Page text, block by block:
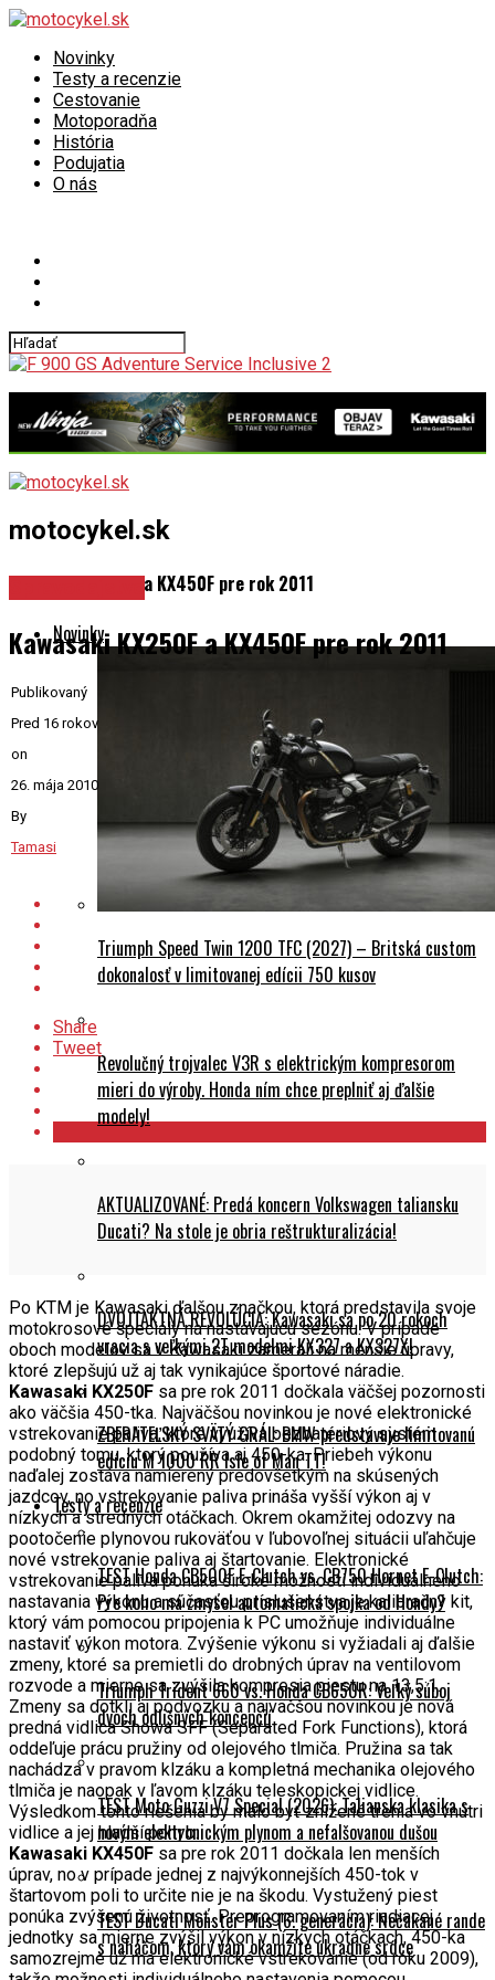
Novinky
Testy a recenzie
Cestovanie
Motoporadňa
História
Podujatia
O nás
motocykel.sk
Kawasaki KX250F a KX450F pre rok 2011
Novinky
Triumph Speed Twin 1200 TFC (2027) – Britská custom
dokonalosť v limitovanej edícii 750 kusov
Revolučný trojvalec V3R s elektrickým kompresorom
mieri do výroby. Honda ním chce preplniť aj ďalšie
modely!
AKTUALIZOVANÉ: Predá koncern Volkswagen taliansku
Ducati? Na stole je obria reštrukturalizácia!
DVOJTAKTNÁ REVOLÚCIA: Kawasaki sa po 20 rokoch
vracia s veľkými 2T modelmi KX327 a KX327X!
ZBERATEĽSKÝ SVÄTÝ GRÁL: BMW predstavuje limitovanú
edíciu M 1000 RR Isle of Man TT!
Testy a recenzie
TEST Honda CB500F E-Clutch vs. CB750 Hornet E-Clutch:
Pre koho má zmysel automatická spojka od Hondy?
Triumph Trident 660 vs. Honda CB650R: Veľký súboj
dvoch odlišných koncepcií
TEST Moto Guzzi V7 Special (2026): Talianska klasika s
novým elektronickým plynom a nefalšovanou dušou
TEST Ducati Monster Plus (6. generácia): Nečakané rande
s naháčom, ktorý vám okamžite ukradne srdce
Kawasaki KX250F a KX450F pre rok 2011
Publikovaný
Pred 16 rokov
on
26. mája 2010
By
Tamasi
Share
Tweet
Po KTM je Kawasaki ďalšou značkou, ktorá predstavila svoje
motokrosové špeciály na nastávajúcu sezónu. V prípade
oboch modelov sa v Kawasaki zamerali na menšie úpravy,
ktoré zlepšujú už aj tak vynikajúce športové náradie.
Kawasaki KX250F sa pre rok 2011 dočkala väčšej pozornosti
ako väčšia 450-tka. Najväčšou novinkou je nové elektronické
vstrekovanie paliva, ktoré využíva bezbatériový systém
podobný tomu, ktorý používa aj 450-ka. Priebeh výkonu
naďalej zostáva namierený predovšetkým na skúsených
jazdcov, no vstrekovanie paliva prináša vyšší výkon aj v
nízkych a stredných otáčkach. Okrem okamžitej odozvy na
pootočenie plynovou rukoväťou v ľubovoľnej situácii uľahčuje
nové vstrekovanie paliva aj štartovanie. Elektronické
vstrekovanie paliva ponúka široké možnosti individuálneho
nastavania výkonu a súčasťou príslušenstva je kalibračný kit,
ktorý vám pomocou pripojenia k PC umožňuje individuálne
nastaviť výkon motora. Zvýšenie výkonu si vyžiadali aj ďalšie
zmeny, ktoré sa premietli do drobných úprav na ventilovom
rozvode a mierne sa zvýšila kompresia piestu na 13,5:1.
Zmeny sa dotkli aj podvozku a najväčšou novinkou je nová
predná vidlica Showa SFF (Separated Fork Functions), ktorá
oddeľuje prácu pružiny od olejového tlmiča. Pružina sa tak
nachádza v pravom klzáku a kompletná mechanika olejového
tlmiča je naopak v ľavom klzáku teleskopickej vidlice.
Výsledkom tohto riešenia by malo byť znížené trenia vo vnútri
vidlice a jej hladší pohyb.
Kawasaki KX450F sa pre rok 2011 dočkala len menších
úprav, no v prípade jednej z najvýkonnejších 450-tok v
štartovom poli to určite nie je na škodu. Vystužený piest
ponúka zvýšenú životnosť. Preprogramovaním riadiacej
jednotky sa mierne zvýšil výkon v nízkych otáčkach, 450-ka
samozrejme už má elektronické vstrekovanie (od roku 2009),